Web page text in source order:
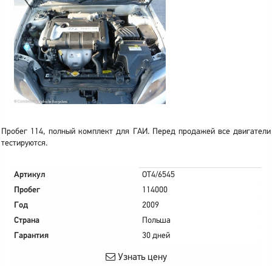
Пробег 114, полный комплект для ГАИ. Перед продажей все двигатели
тестируются.
Артикул
OT4/6545
Пробег
114000
Год
2009
Страна
Польша
Гарантия
30 дней
Узнать цену